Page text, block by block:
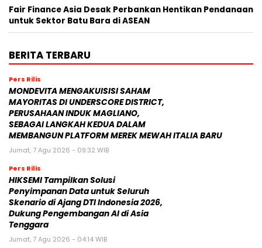
Fair Finance Asia Desak Perbankan Hentikan Pendanaan
untuk Sektor Batu Bara di ASEAN
BERITA TERBARU
Pers Rilis
MONDEVITA MENGAKUISISI SAHAM
MAYORITAS DI UNDERSCORE DISTRICT,
PERUSAHAAN INDUK MAGLIANO,
SEBAGAI LANGKAH KEDUA DALAM
MEMBANGUN PLATFORM MEREK MEWAH ITALIA BARU
Jumat, 7 Agu 2026 - 09:32 WIB
Pers Rilis
HIKSEMI Tampilkan Solusi
Penyimpanan Data untuk Seluruh
Skenario di Ajang DTI Indonesia 2026,
Dukung Pengembangan AI di Asia
Tenggara
Jumat, 7 Agu 2026 - 04:14 WIB